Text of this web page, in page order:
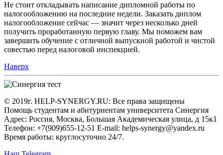
Не стоит откладывать написание дипломной работы по
налогообложению на последние недели. Заказать диплом
налогообложение сейчас — значит через несколько дней
получить проработанную первую главу. Мы поможем вам
завершить обучение с отличной выпускной работой и чистой
совестью перед налоговой инспекцией.
Наверх
© 2019г. HELP-SYNERGY.RU: Все права защищены
Помощь студентам и абитуриентам университета Синергия
Адрес: Россия, Москва, Большая Академическая улица, д 15к1
Телефон: +7(909)655-12-51 E-mail: helps-synergy@yandex.ru
Время работы: круглосуточно 24/7.